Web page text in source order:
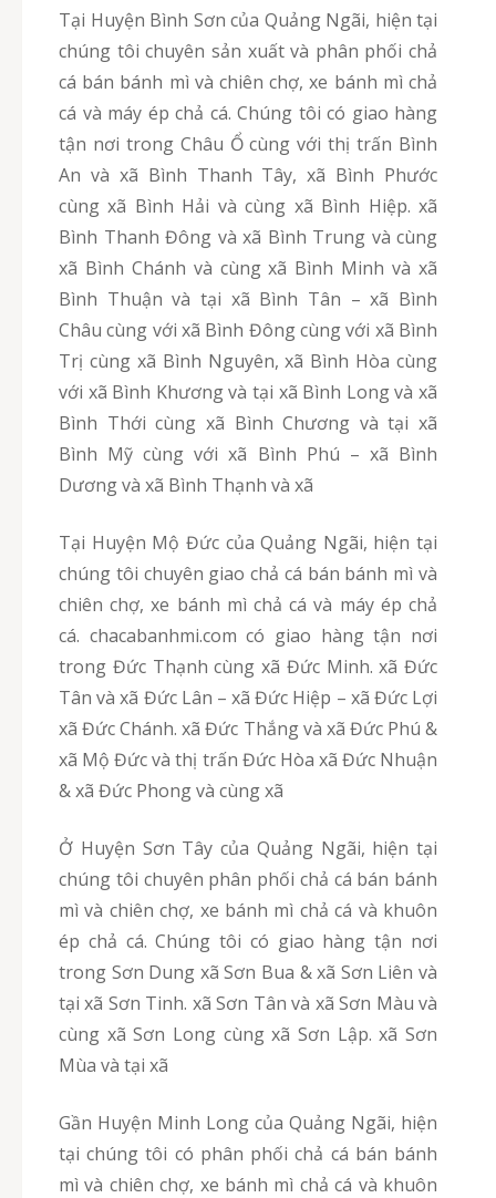
Tại Huyện Bình Sơn của Quảng Ngãi, hiện tại
chúng tôi chuyên sản xuất và phân phối chả
cá bán bánh mì và chiên chợ, xe bánh mì chả
cá và máy ép chả cá. Chúng tôi có giao hàng
tận nơi trong Châu Ổ cùng với thị trấn Bình
An và xã Bình Thanh Tây, xã Bình Phước
cùng xã Bình Hải và cùng xã Bình Hiệp. xã
Bình Thanh Đông và xã Bình Trung và cùng
xã Bình Chánh và cùng xã Bình Minh và xã
Bình Thuận và tại xã Bình Tân – xã Bình
Châu cùng với xã Bình Đông cùng với xã Bình
Trị cùng xã Bình Nguyên, xã Bình Hòa cùng
với xã Bình Khương và tại xã Bình Long và xã
Bình Thới cùng xã Bình Chương và tại xã
Bình Mỹ cùng với xã Bình Phú – xã Bình
Dương và xã Bình Thạnh và xã
Tại Huyện Mộ Đức của Quảng Ngãi, hiện tại
chúng tôi chuyên giao chả cá bán bánh mì và
chiên chợ, xe bánh mì chả cá và máy ép chả
cá. chacabanhmi.com có giao hàng tận nơi
trong Đức Thạnh cùng xã Đức Minh. xã Đức
Tân và xã Đức Lân – xã Đức Hiệp – xã Đức Lợi
xã Đức Chánh. xã Đức Thắng và xã Đức Phú &
xã Mộ Đức và thị trấn Đức Hòa xã Đức Nhuận
& xã Đức Phong và cùng xã
Ở Huyện Sơn Tây của Quảng Ngãi, hiện tại
chúng tôi chuyên phân phối chả cá bán bánh
mì và chiên chợ, xe bánh mì chả cá và khuôn
ép chả cá. Chúng tôi có giao hàng tận nơi
trong Sơn Dung xã Sơn Bua & xã Sơn Liên và
tại xã Sơn Tinh. xã Sơn Tân và xã Sơn Màu và
cùng xã Sơn Long cùng xã Sơn Lập. xã Sơn
Mùa và tại xã
Gần Huyện Minh Long của Quảng Ngãi, hiện
tại chúng tôi có phân phối chả cá bán bánh
mì và chiên chợ, xe bánh mì chả cá và khuôn